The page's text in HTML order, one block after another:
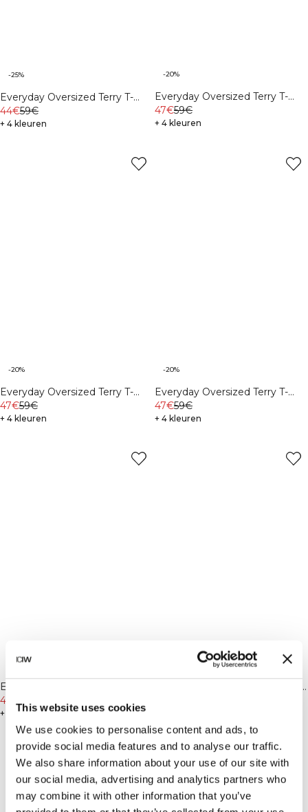
This website uses cookies
We use cookies to personalise content and ads, to
provide social media features and to analyse our traffic.
We also share information about your use of our site with
our social media, advertising and analytics partners who
may combine it with other information that you’ve
-25%
Everyday Oversized Terry T-
shirt Black
44€59€
+ 4 kleuren
-20%
Everyday Oversized Terry T-
shirt Cream
47€59€
+ 4 kleuren
-20%
Everyday Oversized Terry T-
shirt M Midnight Blue
47€59€
+ 4 kleuren
-20%
Everyday Oversized Terry T-
shirt M Light Grey Melange
47€59€
+ 4 kleuren
-25%
Everyday Oversized Terry T-
shirt M Northern Green
44€59€
+ 4 kleuren